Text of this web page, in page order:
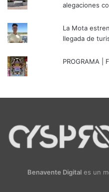
alegaciones
La Mota
llegada de
PROGRAMA |
Benavente Digital es un